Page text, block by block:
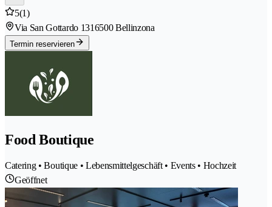
5(1)
Via San Gottardo 1316500 Bellinzona
Termin reservieren
Food Boutique
Catering • Boutique • Lebensmittelgeschäft • Events • Hochzeit
Geöffnet